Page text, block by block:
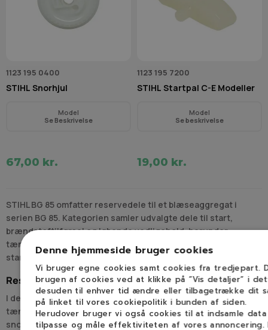
1123 195 0400
STIHL Snorhjul
Model
Se Beskrivelse
67,00 kr.
1123 195 7200
STIHL Startpal C-E Modeller
Model
Se beskrivelse
19,00 kr.
STIHL BG 85 omfatter reservedele til et blæseaggregat i
serien BG 85. Kategorien samler udvalgte dele til start,
brændstoftilførsel og løbende vedligehold, herunder
tændrør, benzinlåg, benzinfilter, membransæt, snorhjul,
startpal, låsefjeder og benzinslange.
Reservedele til STIHL BG 85 start og tænding
I denne kategori findes flere dele omkring startforløb og
tænding. Det omfatter blandt andet tændrør, startsnor,
snorhjul, startpal og tilhørende smådele, som indgår i
Denne hjemmeside bruger cookies
Vi bruger egne cookies samt cookies fra tredjepart.
brugen af cookies ved at klikke på ”Vis detaljer” i
desuden til enhver tid ændre eller tilbagetrække dit
på linket til vores cookiepolitik i bunden af siden.
Herudover bruger vi også cookies til at indsamle
tilpasse og måle effektiviteten af vores annoncering.